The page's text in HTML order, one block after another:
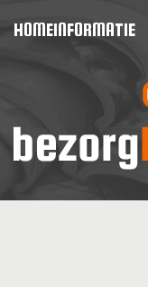
HOMEINFORMATIE